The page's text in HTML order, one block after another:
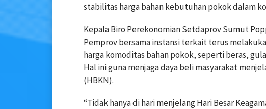
stabilitas harga bahan kebutuhan pokok dalam
Kepala Biro Perekonomian Setdaprov Sumut
Pemprov bersama instansi terkait terus
harga komoditas bahan pokok, seperti beras,
Hal ini guna menjaga daya beli masyarakat
(HBKN).
“Tidak hanya di hari menjelang Hari Besar